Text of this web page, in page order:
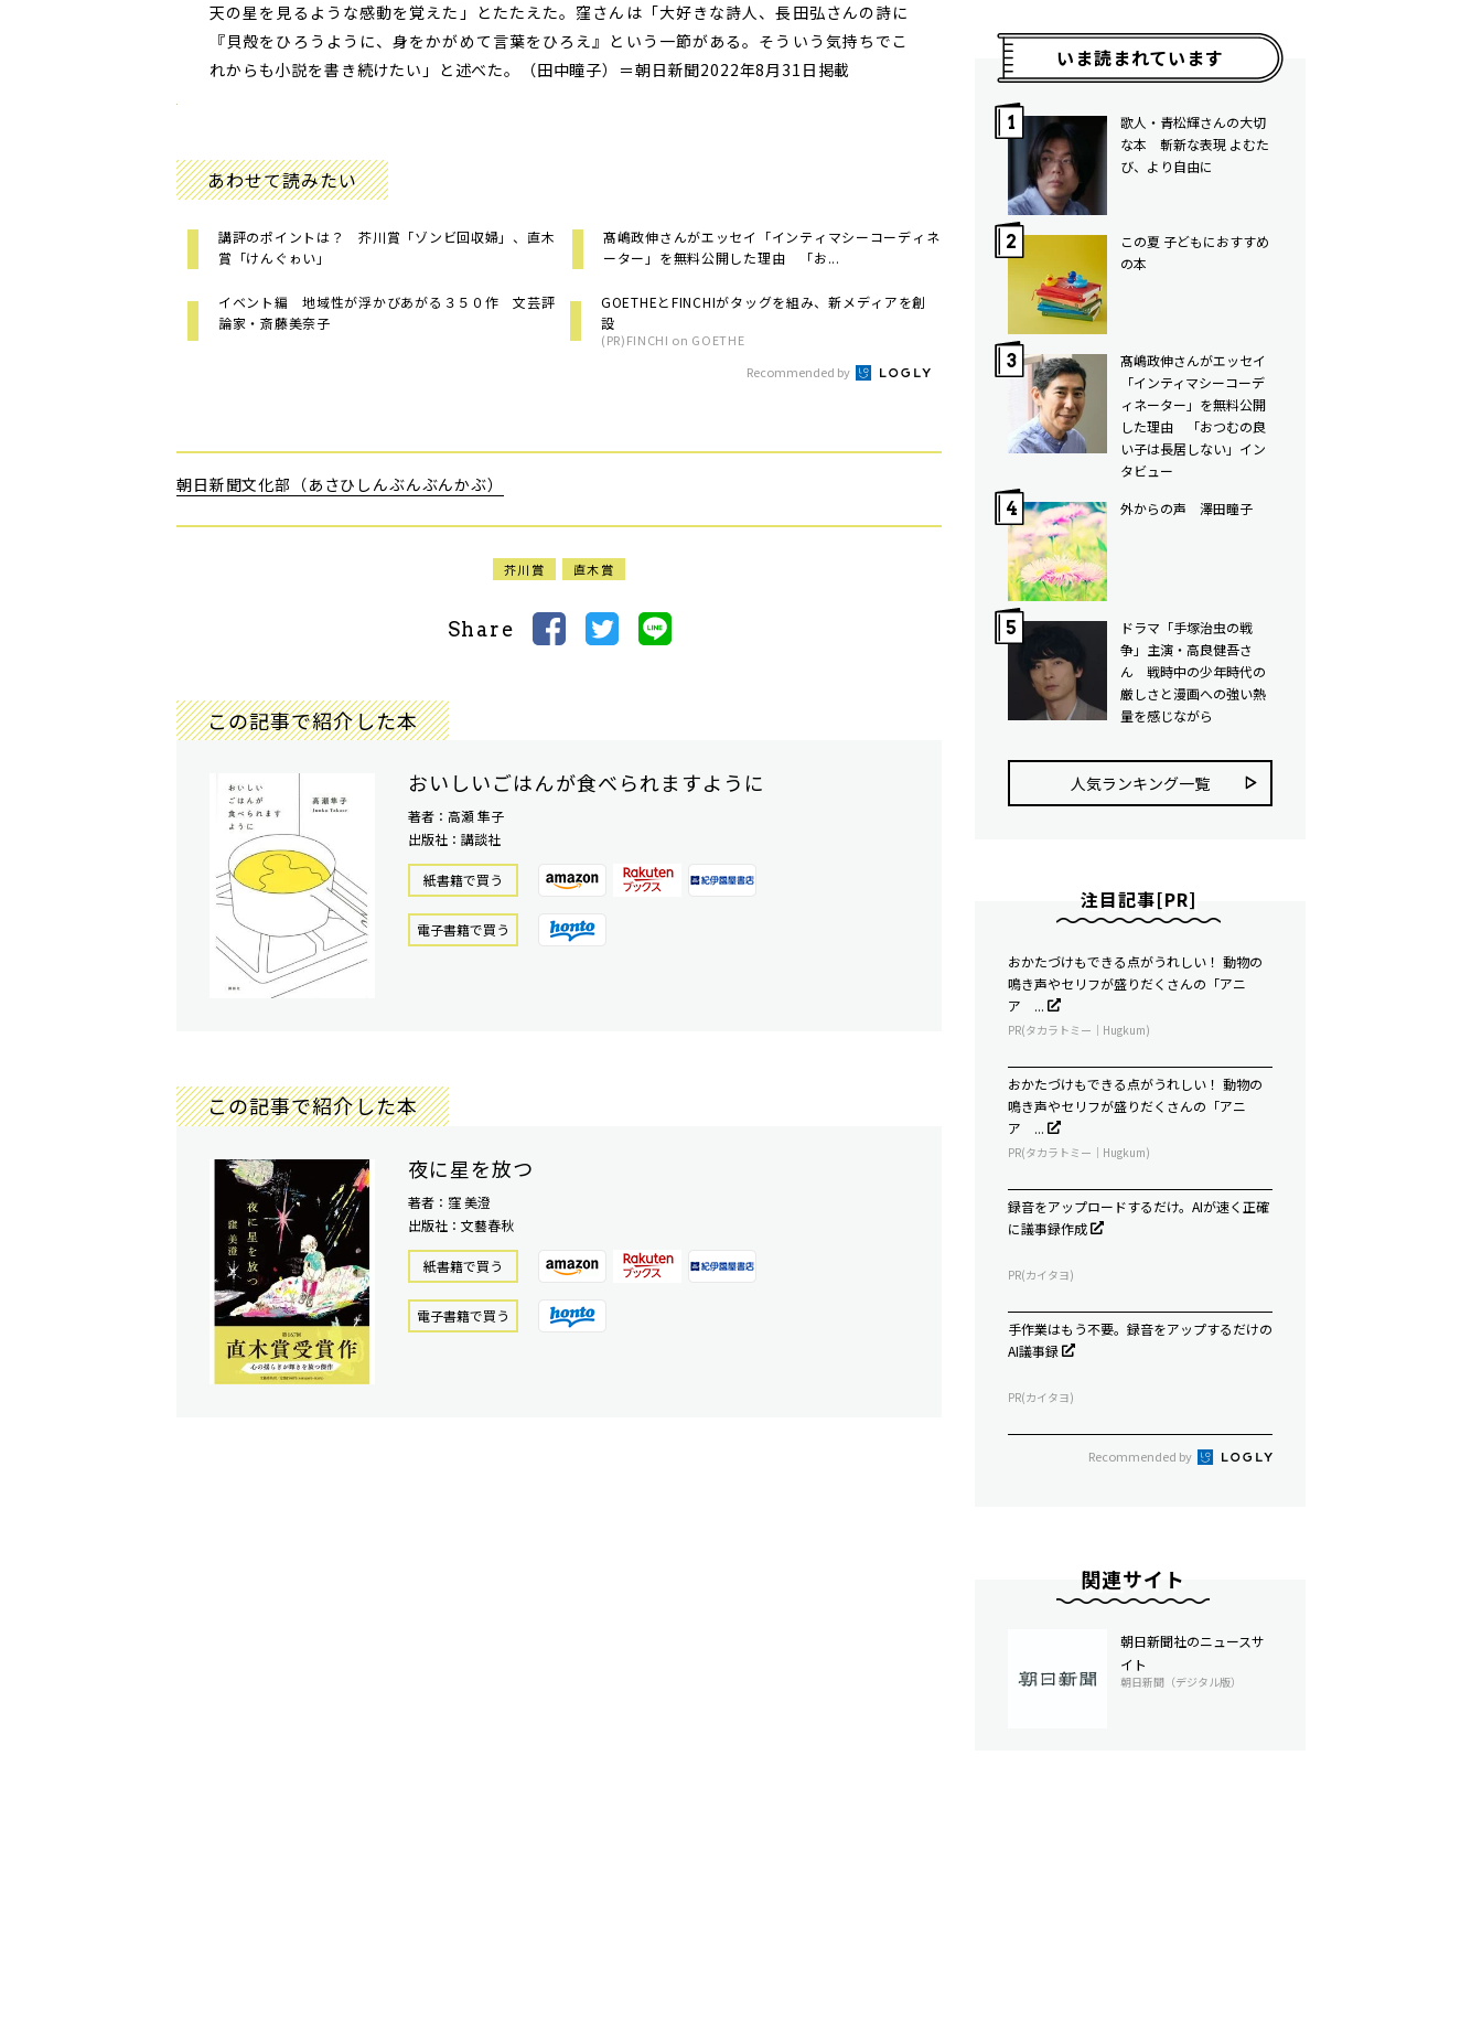
天の星を見るような感動を覚えた」とたたえた。窪さんは「大好きな詩人、長田弘さんの詩に
『貝殻をひろうように、身をかがめて言葉をひろえ』という一節がある。そういう気持ちでこ
れからも小説を書き続けたい」と述べた。（田中瞳子）＝朝日新聞2022年8月31日掲載
あわせて読みたい
講評のポイントは？ 芥川賞「ゾンビ回収婦」、直木
賞「けんぐゎい」
髙嶋政伸さんがエッセイ「インティマシーコーディネ
ーター」を無料公開した理由 「お...
イベント編 地域性が浮かびあがる３５０作 文芸評
論家・斎藤美奈子
GOETHEとFINCHIがタッグを組み、新メディアを創
設
(PR)FINCHI on GOETHE
Recommended by
朝日新聞文化部（あさひしんぶんぶんかぶ）
芥川賞 直木賞
Share
この記事で紹介した本
おいしいごはんが食べられますように
著者：高瀬 隼子
出版社：講談社
紙書籍で買う
電⼦書籍で買う
この記事で紹介した本
夜に星を放つ
著者：窪 美澄
出版社：文藝春秋
紙書籍で買う
電⼦書籍で買う
いま読まれています
歌人・青松輝さんの大切
な本 斬新な表現 よむた
び、より自由に
この夏 子どもにおすすめ
の本
髙嶋政伸さんがエッセイ
「インティマシーコーデ
ィネーター」を無料公開
した理由 「おつむの良
い子は長居しない」イン
タビュー
外からの声 澤田瞳子
ドラマ「手塚治虫の戦
争」主演・高良健吾さ
ん 戦時中の少年時代の
厳しさと漫画への強い熱
量を感じながら
人気ランキング⼀覧
注目記事[PR]
おかたづけもできる点がうれしい！ 動物の
鳴き声やセリフが盛りだくさんの「アニ
ア ...
PR(タカラトミー｜Hugkum)
おかたづけもできる点がうれしい！ 動物の
鳴き声やセリフが盛りだくさんの「アニ
ア ...
PR(タカラトミー｜Hugkum)
録音をアップロードするだけ。AIが速く正確
に議事録作成
PR(カイタヨ)
手作業はもう不要。録音をアップするだけの
AI議事録
PR(カイタヨ)
Recommended by
関連サイト
朝日新聞社のニュースサ
イト
朝日新聞（デジタル版）